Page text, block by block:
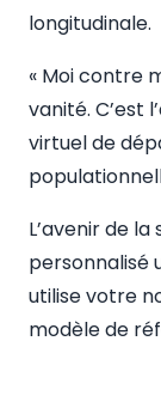
longitudinale.
« Moi contre
vanité. C’est
virtuel de
L’avenir de
personnalisé
utilise votre
modèle de